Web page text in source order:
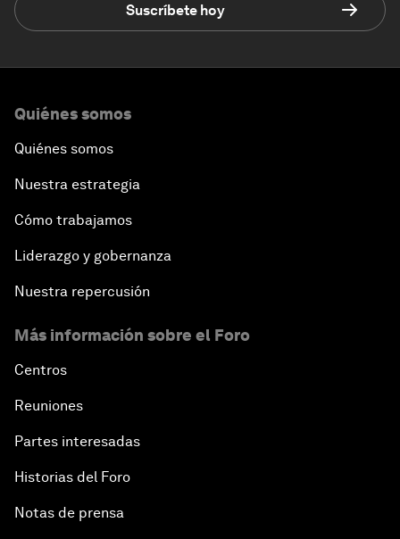
Suscríbete hoy
Quiénes somos
Quiénes somos
Nuestra estrategia
Cómo trabajamos
Liderazgo y gobernanza
Nuestra repercusión
Más información sobre el Foro
Centros
Reuniones
Partes interesadas
Historias del Foro
Notas de prensa